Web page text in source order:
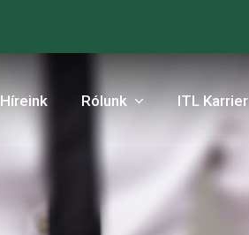
Híreink Rólunk ITL Karrier